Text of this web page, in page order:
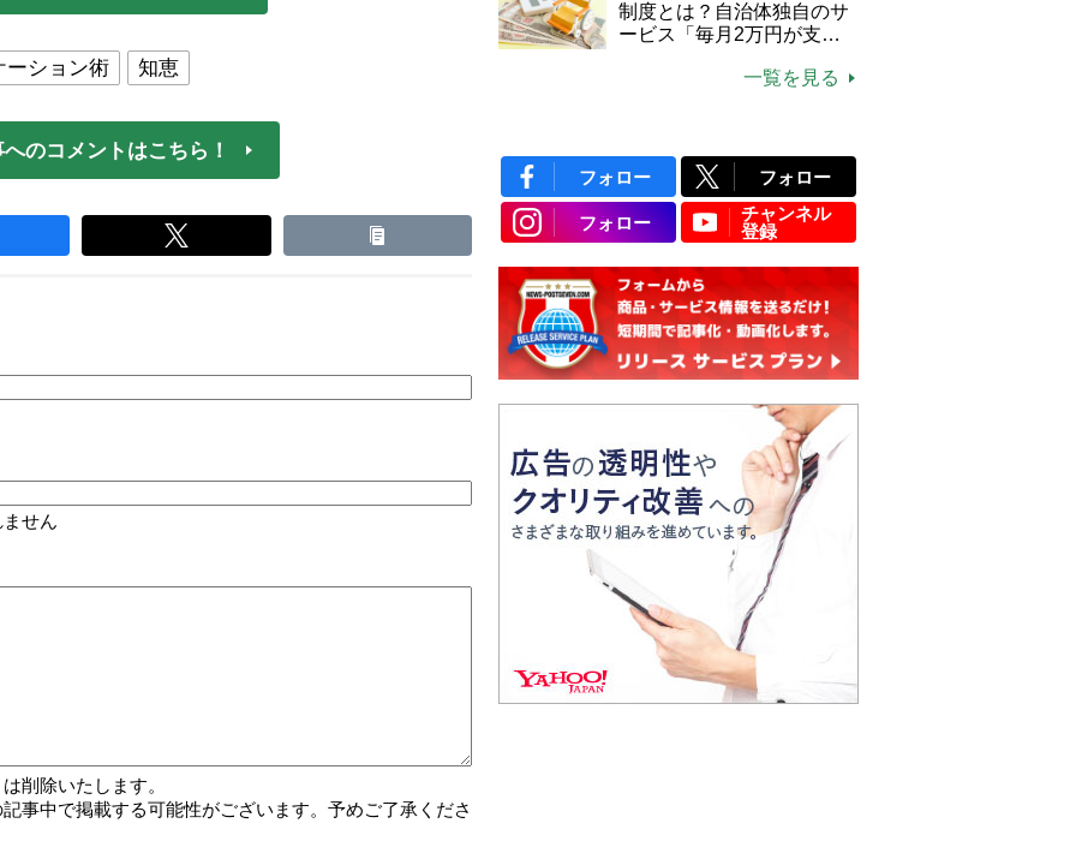
ーション術 知恵
のコメントはこちら！
せん
削除いたします。
事中で掲載する可能性がございます。予めご了承くださ
制度とは？自治体独自のサ
ービス「毎月2万円が支給
一覧を見る
フォロー フォロー
フォロー
チャンネル
登録